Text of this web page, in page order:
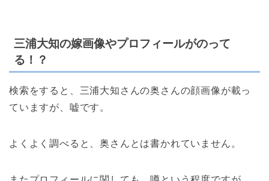
三浦大知の嫁画像やプロフィールがのって
る！？
検索をすると、三浦大知さんの奥さんの顔画像が載っ
ていますが、嘘です。
よくよく調べると、奥さんとは書かれていません。